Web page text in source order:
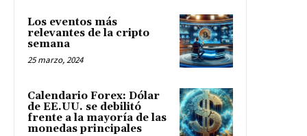
Los eventos más
relevantes de la cripto
semana
25 marzo, 2024
Calendario Forex: Dólar
de EE.UU. se debilitó
frente a la mayoría de las
monedas principales